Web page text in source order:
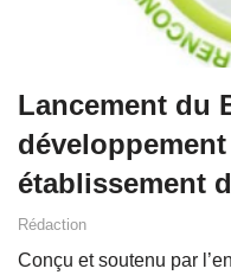
Lancement du
établissement
Rédaction
Conçu et soutenu par